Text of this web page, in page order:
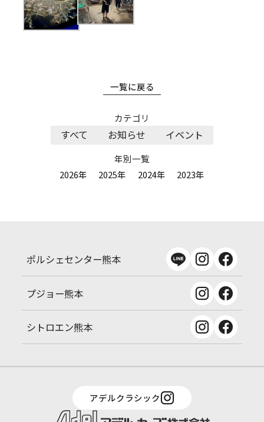
カテゴリ
すべて お知らせ イベント
年別一覧
2026年
2025年 2024年 2023年
一覧に戻る
ポルシェセンター熊本
プジョー熊本
シトロエン熊本
アデルクラシック